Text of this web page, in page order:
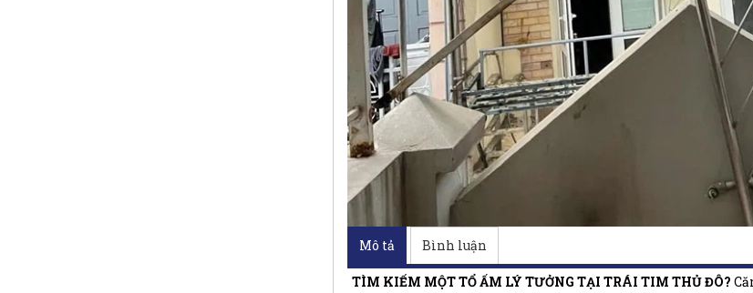
Mô tả Bình luận
TÌM KIẾM MỘT TỔ ẤM LÝ TƯỞNG TẠI TRÁI TIM THỦ ĐÔ?